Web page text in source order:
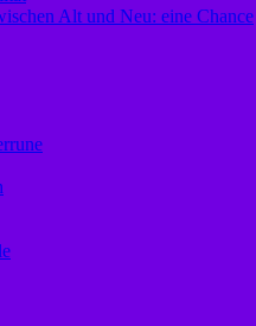
Alt und Neu: eine Chance